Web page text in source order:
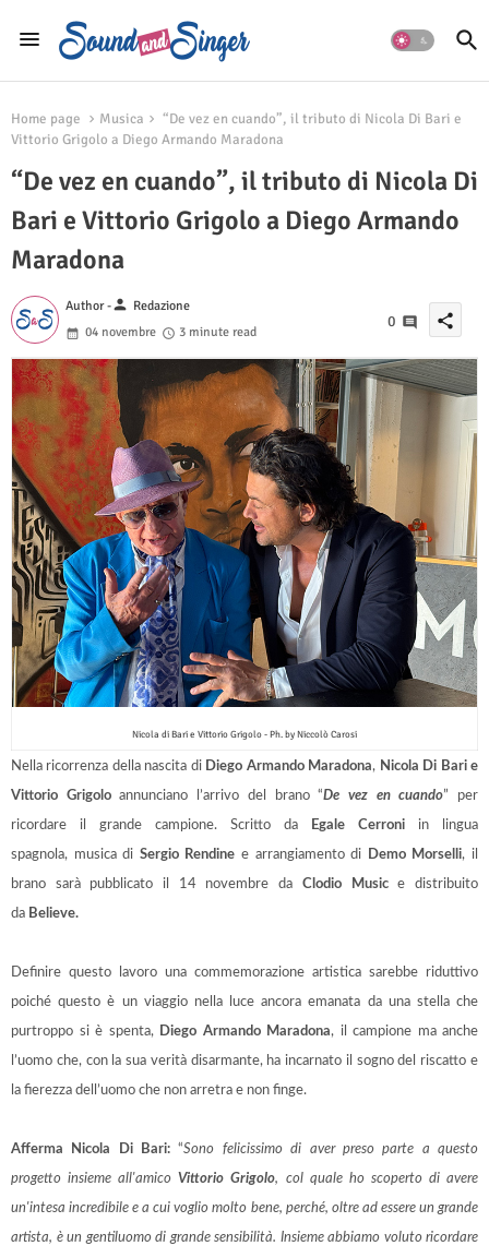
Home page Musica
“De vez en cuando”, il tributo di Nicola Di Bari e
Vittorio Grigolo a Diego Armando Maradona
“De vez en cuando”, il tributo di Nicola Di
Bari e Vittorio Grigolo a Diego Armando
Maradona
Author -person Redazione
04 novembre
3 minute read
0 share
Nicola di Bari e Vittorio Grigolo - Ph. by Niccolò Carosi
Nella ricorrenza della nascita di Diego Armando Maradona, Nicola Di Bari e
Vittorio Grigoloannunciano l’arrivo del brano “De vez en cuando” per
ricordare il grande campione. Scritto
da Egale Cerroni in lingua
spagnola, musica di Sergio Rendinee arrangiamento di Demo Morselli, il
brano sarà pubblicato il 14 novembre da Clodio Musice distribuito
da Believe.
Definire questo lavoro una commemorazione artistica sarebbe riduttivo
poiché questo è un viaggio nella luce ancora emanata da una stella che
purtroppo si è spenta, Diego Armando Maradona, il campione ma anche
l’uomo che, con la sua verità disarmante, ha incarnato il sogno del riscatto e
la fierezza dell’uomo che non arretra e non finge.
Afferma Nicola Di Bari:“Sono felicissimo di aver preso parte a questo
progetto insieme all'amicoVittorio Grigolo, col quale ho scoperto di avere
un'intesa incredibile e a cui voglio molto bene, perché, oltre ad essere un grande
artista, è un gentiluomo di grande sensibilità. Insieme abbiamo voluto ricordare